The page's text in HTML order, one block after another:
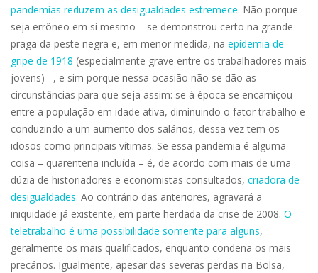
pandemias reduzem as desigualdades estremece. Não porque
seja errôneo em si mesmo – se demonstrou certo na grande
praga da peste negra e, em menor medida, na epidemia de
gripe de 1918 (especialmente grave entre os trabalhadores mais
jovens) –, e sim porque nessa ocasião não se dão as
circunstâncias para que seja assim: se à época se encarniçou
entre a população em idade ativa, diminuindo o fator trabalho e
conduzindo a um aumento dos salários, dessa vez tem os
idosos como principais vítimas. Se essa pandemia é alguma
coisa – quarentena incluída – é, de acordo com mais de uma
dúzia de historiadores e economistas consultados, criadora de
desigualdades. Ao contrário das anteriores, agravará a
iniquidade já existente, em parte herdada da crise de 2008. O
teletrabalho é uma possibilidade somente para alguns,
geralmente os mais qualificados, enquanto condena os mais
precários. Igualmente, apesar das severas perdas na Bolsa,